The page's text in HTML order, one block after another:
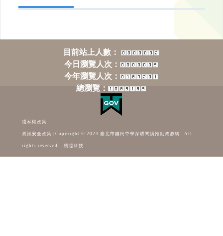
目前站上人數：
今日瀏覽人次：
今年瀏覽人次：
總瀏覽：
隱私權政策
資訊安全政策 Copyright © 2024 臺北市國民中學深耕閱讀推動資源網 . All
rights reserved. 繽陞科技